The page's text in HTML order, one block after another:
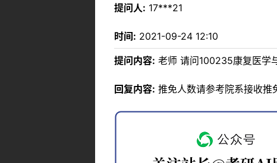
提问人: 17***21
时间: 2021-09-24 12:10
提问内容: 老师 请问100235康复医学
回复内容: 推免人数请参考院系接收推